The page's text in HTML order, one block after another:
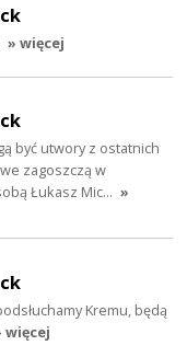
» więcej
być utwory z ostatnich
zagoszczą w
Łukasz Mic… »
Kremu, będą
więcej